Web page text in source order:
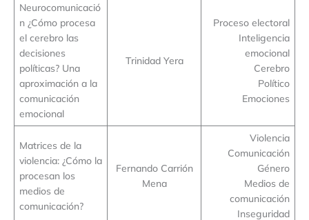
Neurocomunicació
n ¿Cómo procesa
el cerebro las
decisiones
políticas? Una
aproximación a la
comunicación
emocional
Trinidad Yera
Proceso electoral
Inteligencia
emocional
Cerebro
Político
Emociones
Matrices de la
violencia: ¿Cómo la
procesan los
medios de
comunicación?
Fernando Carrión
Mena
Violencia
Comunicación
Género
Medios de
comunicación
Inseguridad